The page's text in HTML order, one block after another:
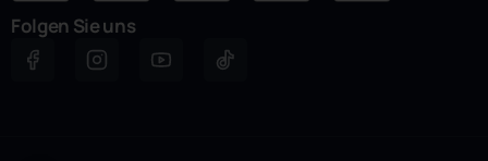
Folgen Sie uns